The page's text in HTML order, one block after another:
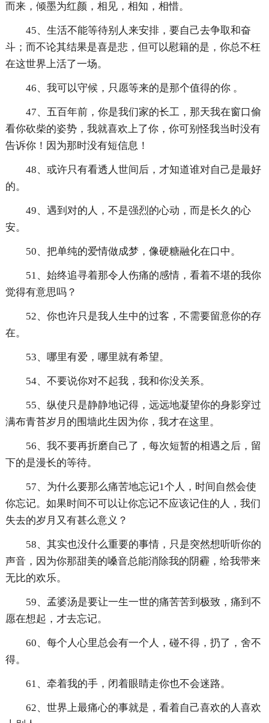
而来，倾墨为红颜，相见，相知，相惜。
45、生活不能等待别人来安排，要自己去争取和奋
斗；而不论其结果是喜是悲，但可以慰籍的是，你总不枉
在这世界上活了一场。
46、我可以守候，只愿等来的是那个值得的你 。
47、五百年前，你是我们家的长工，那天我在窗口偷
看你砍柴的姿势，我就喜欢上了你，你可别怪我当时没有
告诉你！因为那时没有短信息！
48、或许只有看透人世间后，才知道谁对自己是最好
的。
49、遇到对的人，不是强烈的心动，而是长久的心
安。
50、把单纯的爱情做成梦，像硬糖融化在口中。
51、始终追寻着那令人伤痛的感情，看着不堪的我你
觉得有意思吗？
52、你也许只是我人生中的过客，不需要留意你的存
在。
53、哪里有爱，哪里就有希望。
54、不要说你对不起我，我和你没关系。
55、纵使只是静静地记得，远远地凝望你的身影穿过
满布青苔岁月的围墙此生因为你，我才在这里。
56、我不要再折磨自己了，每次短暂的相遇之后，留
下的是漫长的等待。
57、为什么要那么痛苦地忘记1个人，时间自然会使
你忘记。如果时间不可以让你忘记不应该记住的人，我们
失去的岁月又有甚么意义？
58、其实也没什么重要的事情，只是突然想听听你的
声音，因为你那甜美的嗓音总能消除我的阴霾，给我带来
无比的欢乐。
59、孟婆汤是要让一生一世的痛苦苦到极致，痛到不
愿在想起，才去忘记。
60、每个人心里总会有一个人，碰不得，扔了，舍不
得。
61、牵着我的手，闭着眼睛走你也不会迷路。
62、世界上最痛心的事就是，看着自己喜欢的人喜欢